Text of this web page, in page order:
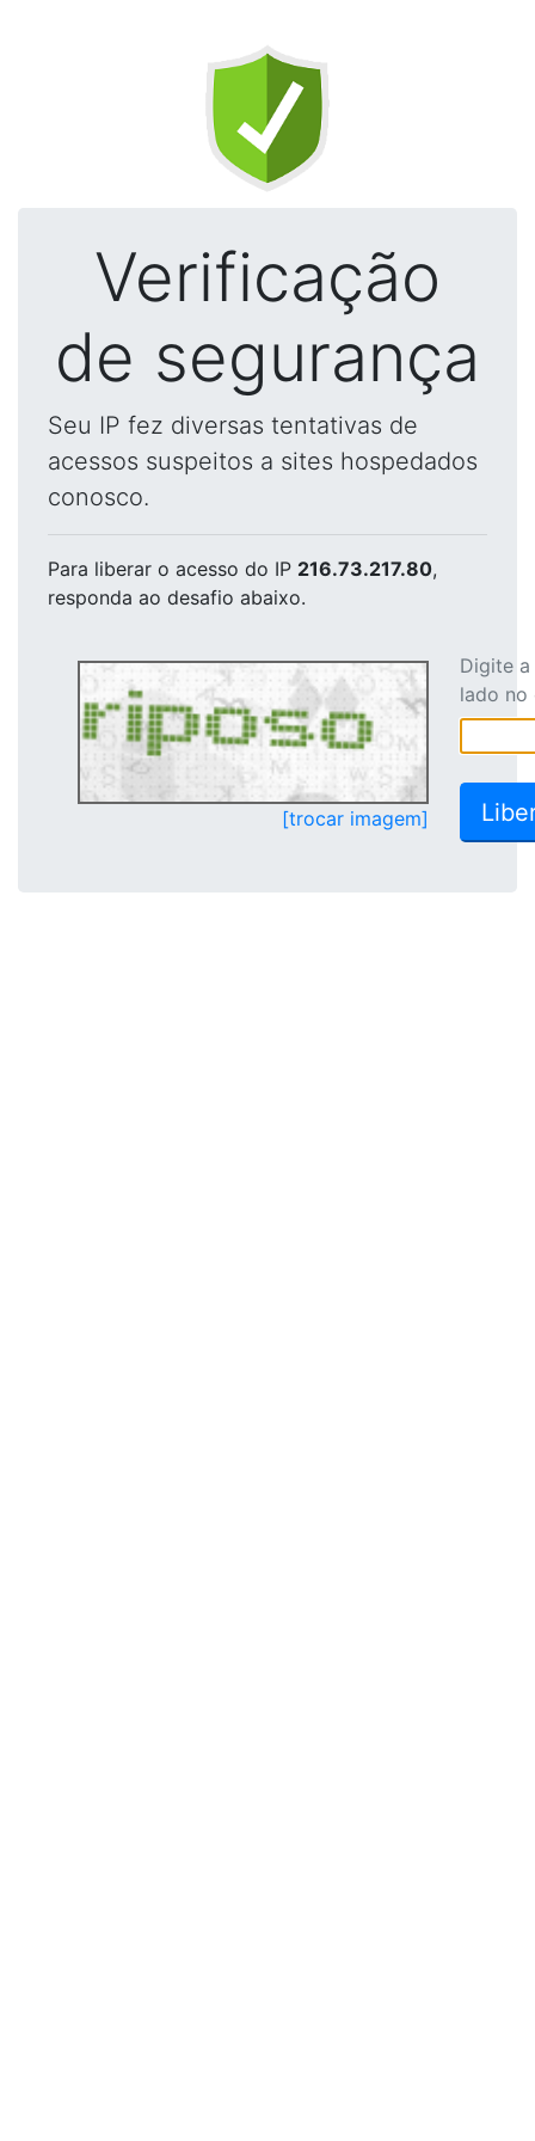
Verificação
de segurança
Seu IP fez diversas tentativas de
acessos suspeitos a sites hospedados
conosco.
Para liberar o acesso do IP 216.73.217.80,
responda ao desafio abaixo.
[trocar imagem]
Digite
lado no